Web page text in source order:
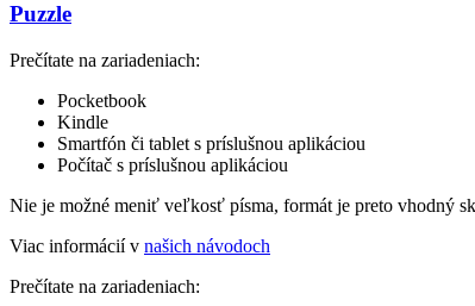
Puzzle
Prečítate na zariadeniach:
Pocketbook
Kindle
Smartfón či tablet s príslušnou aplikáciou
Počítač s príslušnou aplikáciou
Nie je možné meniť veľkosť písma, formát je preto vhodný
Viac informácií v našich návodoch
Prečítate na zariadeniach: